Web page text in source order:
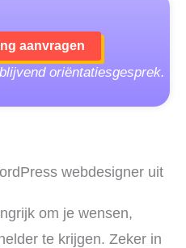
aanvragen
oriëntatiesgesprek.
webdesigner uit
om je wensen,
te krijgen. Zeker in